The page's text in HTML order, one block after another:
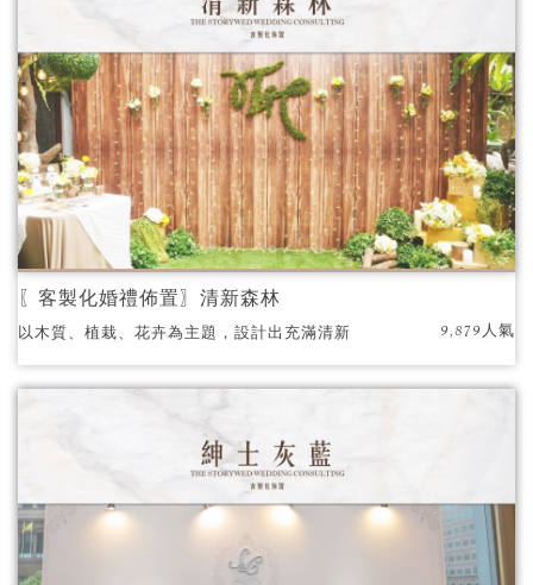
〖客製化婚禮佈置〗清新森林
以木質、植栽、花卉為主題，設計出充滿清新
精的氛圍中，沐浴在幸福之中。
9,879人氣